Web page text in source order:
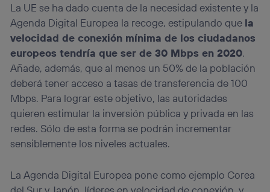
La UE se ha dado cuenta de la necesidad existente y la
Agenda Digital Europea la recoge, estipulando que la
velocidad de conexión mínima de los ciudadanos
europeos tendría que ser de 30 Mbps en 2020.
Añade, además, que al menos un 50% de la población
deberá tener acceso a tasas de transferencia de 100
Mbps. Para lograr este objetivo, las autoridades
quieren estimular la inversión pública y privada en las
redes. Sólo de esta forma se podrán incrementar
sensiblemente los niveles actuales.
La Agenda Digital Europea pone como ejemplo Corea